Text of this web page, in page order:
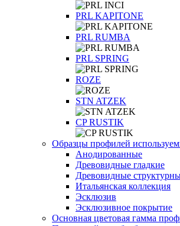
PRL KAPITONE
PRL RUMBA
PRL SPRING
ROZE
STN ATZEK
СP RUSTIK
Образцы профилей
Анодированные
Древовидные гладкие
Древовидные
Итальянская коллекция
Эсклюзив
Эсклюзивное покрытие
Основная цветовая гамма